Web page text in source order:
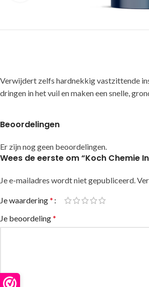
Verwijdert zelfs hardnekkig vastzittende
dringen in het vuil en maken een snelle,
Beoordelingen
Er zijn nog geen beoordelingen.
Wees de eerste om “Koch Chemie
Je e-mailadres wordt niet gepubliceerd.
Je waardering*
Je beoordeling*
Alternative: